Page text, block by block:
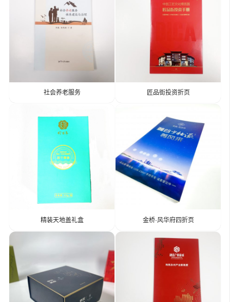
社会养老服务 匠品街投资折页
精装天地盖礼盒 金桥·风华府四折页